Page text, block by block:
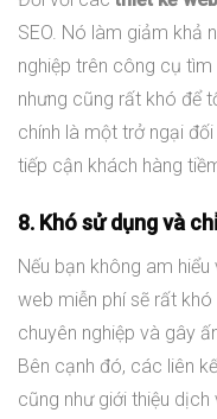
SEO. Nó làm giảm khả
nghiệp trên công cụ
nhưng cũng rất khó để
chính là một trở ngại
tiếp cận khách hàng
8. Khó sử dụng và
Nếu bạn không am
web miễn phí sẽ rất
chuyên nghiệp và gây
Bên cạnh đó, các liên
cũng như giới thiệu